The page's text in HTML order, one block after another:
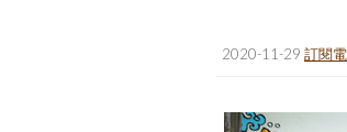
2020-11-29 訂閱